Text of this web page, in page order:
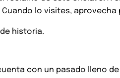
lo visites,
historia.
con un pasado lleno